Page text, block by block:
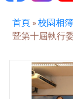
首頁 »校園相簿
暨第十屆執行